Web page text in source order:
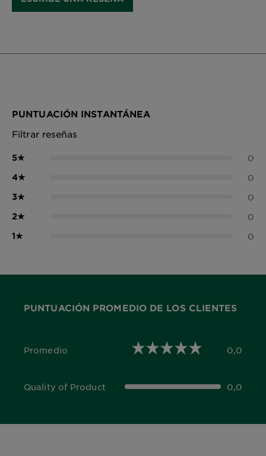
PUNTUACIÓN INSTANTÁNEA
Filtrar reseñas
5★ 0
4★ 0
3★ 0
2★ 0
1★ 0
PUNTUACIÓN PROMEDIO DE LOS CLIENTES
Promedio
0,0 out of 5 stars 0,0
Quality of Product
0,0 out of 5 stars 0,0